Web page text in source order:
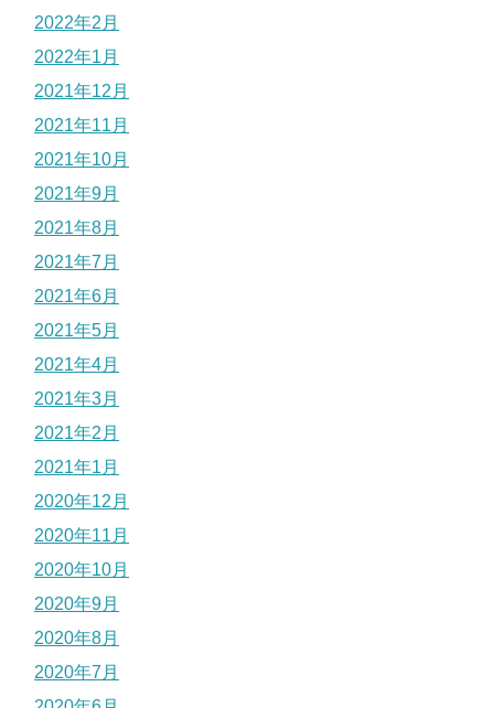
2022年2月
2022年1月
2021年12月
2021年11月
2021年10月
2021年9月
2021年8月
2021年7月
2021年6月
2021年5月
2021年4月
2021年3月
2021年2月
2021年1月
2020年12月
2020年11月
2020年10月
2020年9月
2020年8月
2020年7月